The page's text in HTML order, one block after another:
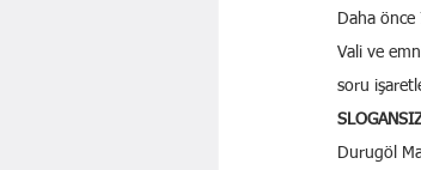
Daha
Vali ve
soru
Durugöl